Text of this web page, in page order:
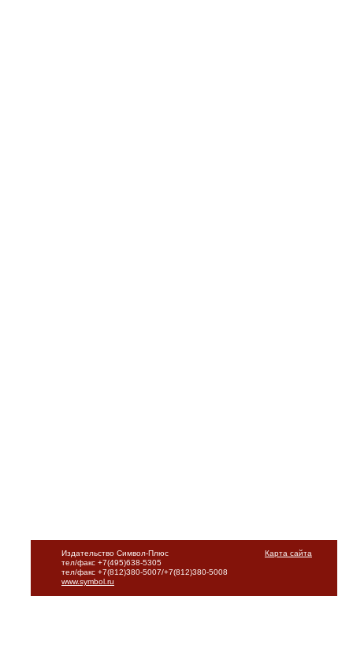
Карта сайта
Издательство Символ-Плюс
тел/факс +7(495)638-5305
тел/факс +7(812)380-5007/+7(812)380-5008
www.symbol.ru